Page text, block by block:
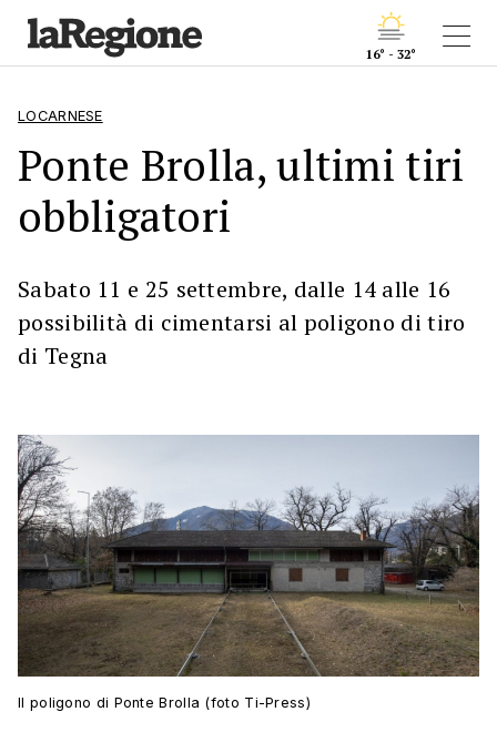
16° - 32°
LOCARNESE
Ponte Brolla, ultimi tiri
obbligatori
Sabato 11 e 25 settembre, dalle 14 alle 16
possibilità di cimentarsi al poligono di tiro
di Tegna
Il poligono di Ponte Brolla (foto Ti-Press)